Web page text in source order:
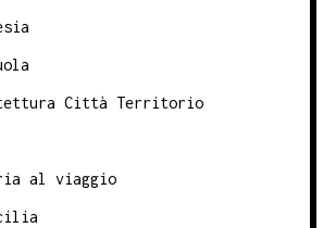
Città Territorio
al viaggio